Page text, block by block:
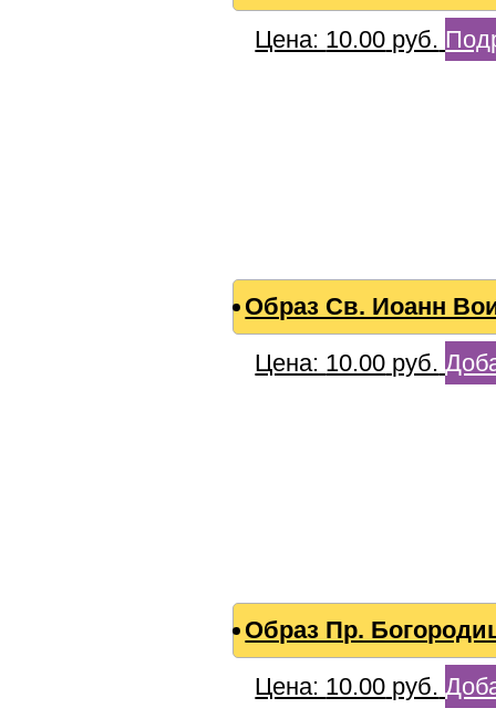
Цена: 10.00 руб.
Образ Св. Иоанн
Цена: 10.00 руб.
Образ Пр.
Цена: 10.00 руб.